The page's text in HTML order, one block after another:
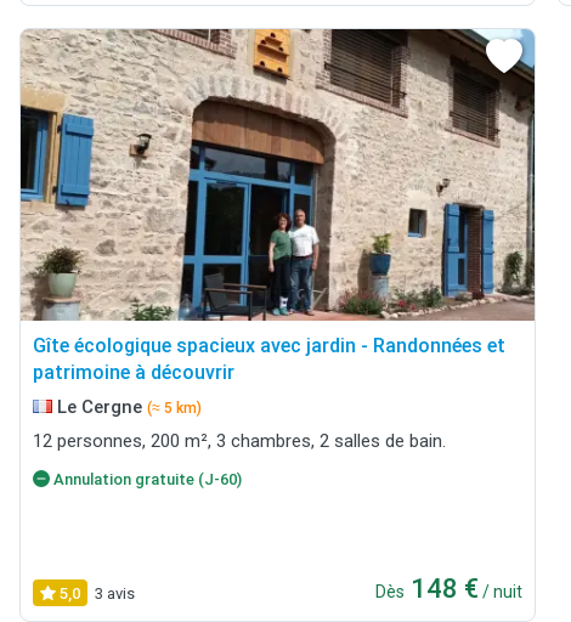
Gîte écologique spacieux avec jardin - Randonnées et
patrimoine à découvrir
Le Cergne (≈ 5 km)
12 personnes, 200 m², 3 chambres, 2 salles de bain.
Annulation gratuite (J-60)
5,0 3 avis Dès 148 € / nuit